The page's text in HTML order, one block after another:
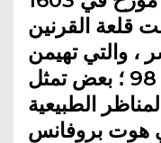
قلعة القرنين
، والتي تهيمن
على وادي دورانس ، 98 ؛ بعض تمثل
الطبيعية